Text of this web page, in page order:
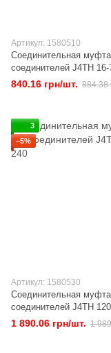
Артикул: 1580510
Соединительная
соединителей J4TH 16-
840.16 грн/шт. 884.38
3
−5%
Артикул: 1580530
Соединительная
соединителей J4TH
1 890.06 грн/шт. 1